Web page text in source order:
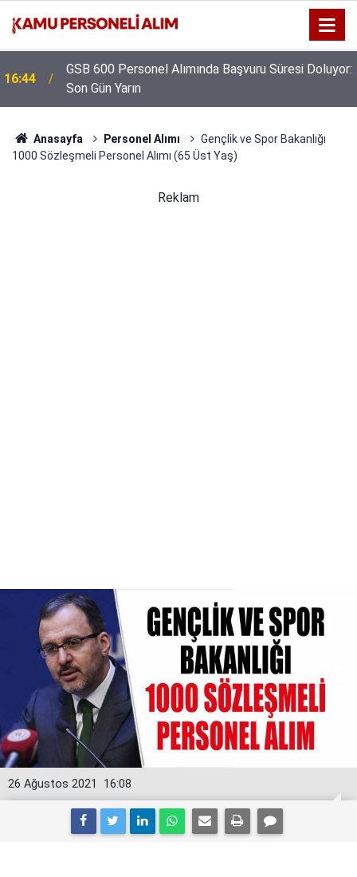
16:44
GSB 600 Personel Alımında Başvuru Süresi Doluyor:
Son Gün Yarın
Anasayfa Personel Alımı
Gençlik ve Spor Bakanlığı
1000 Sözleşmeli Personel Alımı (65 Üst Yaş)
Reklam
16:08
26 Ağustos 2021